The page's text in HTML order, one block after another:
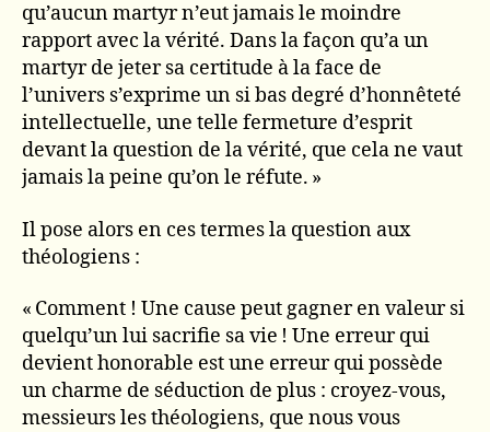
qu’aucun martyr n’eut jamais le moindre
rapport avec la vérité. Dans la façon qu’a un
martyr de jeter sa certitude à la face de
l’univers s’exprime un si bas degré d’honnêteté
intellectuelle, une telle fermeture d’esprit
devant la question de la vérité, que cela ne vaut
jamais la peine qu’on le réfute. »
Il pose alors en ces termes la question aux
théologiens :
« Comment ! Une cause peut gagner en valeur si
quelqu’un lui sacrifie sa vie ! Une erreur qui
devient honorable est une erreur qui possède
un charme de séduction de plus : croyez-vous,
messieurs les théologiens, que nous vous